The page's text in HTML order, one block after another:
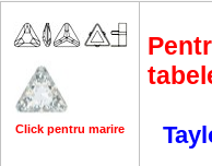
Click pentru marire